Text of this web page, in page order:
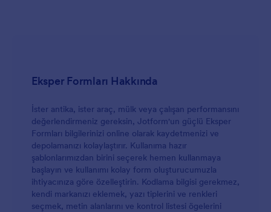
Eksper Formları Hakkında
İster antika, ister araç, mülk veya çalışan performansını
değerlendirmeniz gereksin, Jotform'un güçlü Eksper
Formları bilgilerinizi online olarak kaydetmenizi ve
depolamanızı kolaylaştırır. Kullanıma hazır
şablonlarımızdan birini seçerek hemen kullanmaya
başlayın ve kullanımı kolay form oluşturucumuzla
ihtiyacınıza göre özelleştirin. Kodlama bilgisi gerekmez,
kendi markanızı eklemek, yazı tiplerini ve renkleri
seçmek, metin alanlarını ve kontrol listesi ögelerini